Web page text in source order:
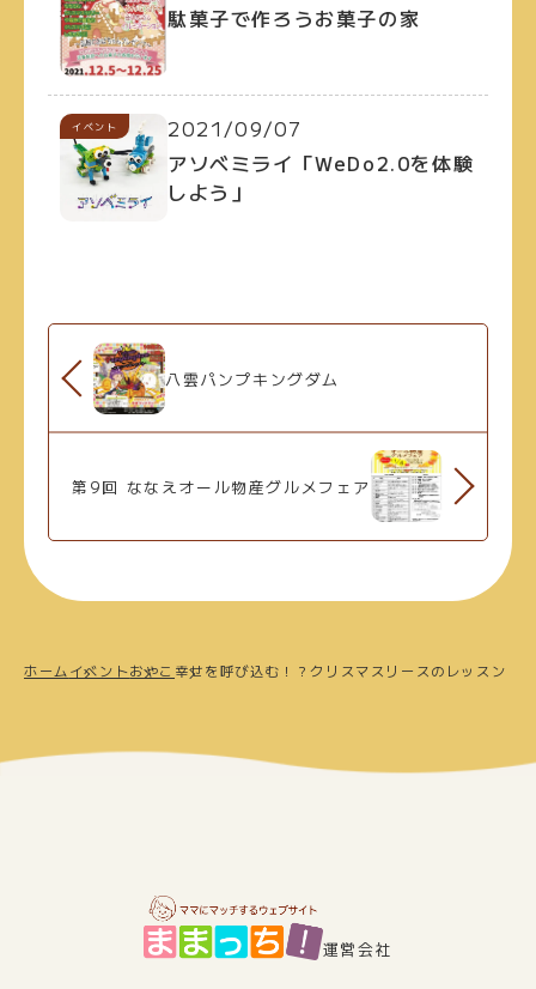
駄菓子で作ろうお菓子の家
イベント
2021/09/07
アソベミライ「WeDo2.0を体験
しよう」
八雲パンプキングダム
第9回 ななえオール物産グルメフェア
ホームイベントおやこ 幸せを呼び込む！？クリスマスリースのレッスン
運営会社